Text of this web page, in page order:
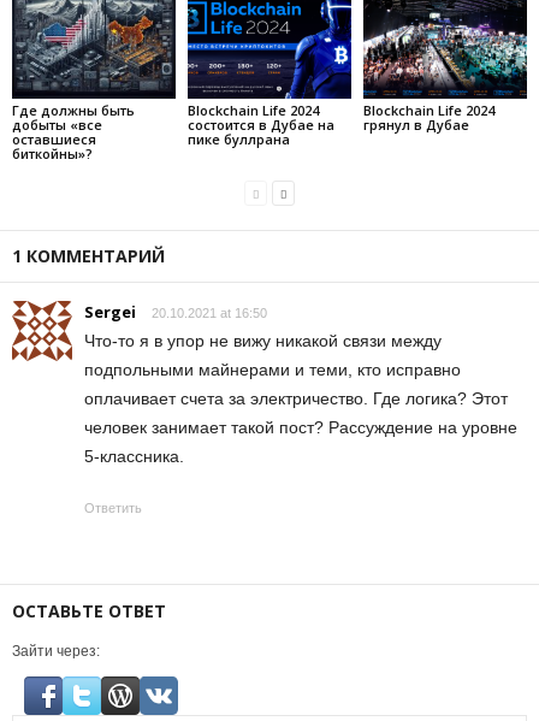
Где должны быть
добыты «все
оставшиеся
биткойны»?
Blockchain Life 2024
состоится в Дубае на
пике буллрана
Blockchain Life 2024
грянул в Дубае
1 КОММЕНТАРИЙ
Sergei 20.10.2021 at 16:50
Что-то я в упор не вижу никакой связи между
подпольными майнерами и теми, кто исправно
оплачивает счета за электричество. Где логика? Этот
человек занимает такой пост? Рассуждение на уровне
5-классника.
Ответить
ОСТАВЬТЕ ОТВЕТ
Зайти через: